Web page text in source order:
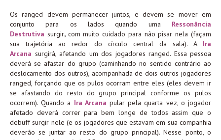
Os ranged devem permanecer juntos, e devem se mover em
conjunto para os lados quando uma Ressonância
Destrutiva surgir, com muito cuidado para não pisar nela (façam
sua trajetória ao redor do círculo central da sala). A Ira
Arcana surgirá, afetando um dos jogadores ranged. Essa pessoa
deverá se afastar do grupo (caminhando no sentido contrário ao
deslocamento dos outros), acompanhada de dois outros jogadores
ranged, forçando que os pulos ocorram entre eles (eles devem ir
se afastando do resto do grupo principal conforme os pulos
ocorrem). Quando a Ira Arcana pular pela quarta vez, o jogador
afetado deverá correr para bem longe de todos assim que o
debuff surgir nele (e os jogadores que estavam em sua companhia
deverão se juntar ao resto do grupo principal). Nesse ponto, o